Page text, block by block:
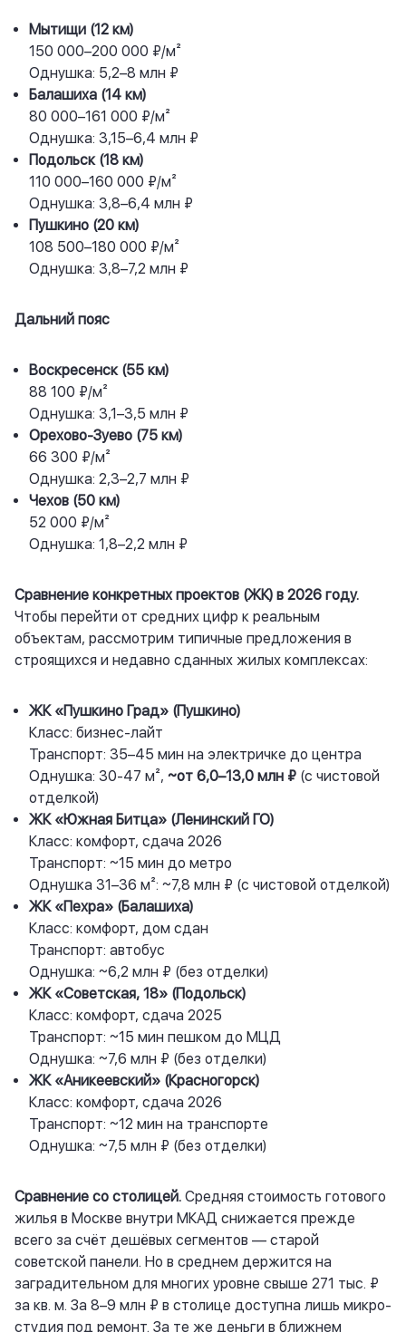
Мытищи (12 км)
150 000–200 000 ₽/м²
Однушка: 5,2–8 млн ₽
Балашиха (14 км)
80 000–161 000 ₽/м²
Однушка: 3,15–6,4 млн ₽
Подольск (18 км)
110 000–160 000 ₽/м²
Однушка: 3,8–6,4 млн ₽
Пушкино (20 км)
108 500–180 000 ₽/м²
Однушка: 3,8–7,2 млн ₽
Дальний пояс
Воскресенск (55 км)
88 100 ₽/м²
Однушка: 3,1–3,5 млн ₽
Орехово-Зуево (75 км)
66 300 ₽/м²
Однушка: 2,3–2,7 млн ₽
Чехов (50 км)
52 000 ₽/м²
Однушка: 1,8–2,2 млн ₽
Сравнение конкретных проектов (ЖК) в 2026 году.
Чтобы перейти от средних цифр к реальным
объектам, рассмотрим типичные предложения в
строящихся и недавно сданных жилых комплексах:
ЖК «Пушкино Град» (Пушкино)
Класс: бизнес-лайт
Транспорт: 35–45 мин на электричке до центра
Однушка: 30-47 м², ~от 6,0–13,0 млн ₽ (с чистовой
отделкой)
ЖК «Южная Битца» (Ленинский ГО)
Класс: комфорт, сдача 2026
Транспорт: ~15 мин до метро
Однушка 31–36 м²: ~7,8 млн ₽ (с чистовой отделкой)
ЖК «Пехра» (Балашиха)
Класс: комфорт, дом сдан
Транспорт: автобус
Однушка: ~6,2 млн ₽ (без отделки)
ЖК «Советская, 18» (Подольск)
Класс: комфорт, сдача 2025
Транспорт: ~15 мин пешком до МЦД
Однушка: ~7,6 млн ₽ (без отделки)
ЖК «Аникеевский» (Красногорск)
Класс: комфорт, сдача 2026
Транспорт: ~12 мин на транспорте
Однушка: ~7,5 млн ₽ (без отделки)
Сравнение со столицей. Средняя стоимость готового
жилья в Москве внутри МКАД снижается прежде
всего за счёт дешёвых сегментов — старой
советской панели. Но в среднем держится на
заградительном для многих уровне свыше 271 тыс. ₽
за кв. м. За 8–9 млн ₽ в столице доступна лишь микро-
студия под ремонт. За те же деньги в ближнем